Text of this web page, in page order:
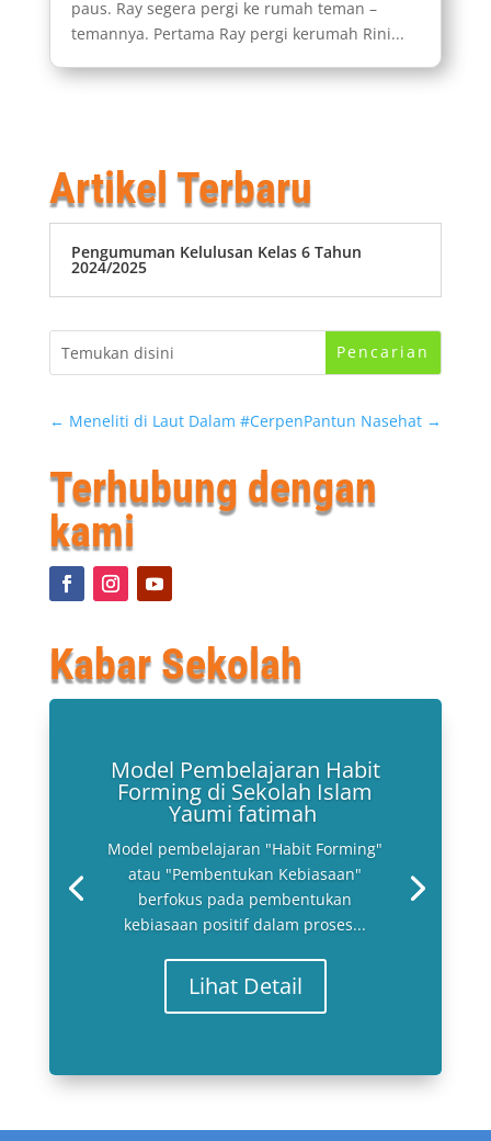
paus. Ray segera pergi ke rumah teman –
temannya. Pertama Ray pergi kerumah Rini...
Artikel Terbaru
Pengumuman Kelulusan Kelas 6 Tahun
2024/2025
← Meneliti di Laut Dalam #CerpenPantun Nasehat →
Terhubung dengan
kami
Kabar Sekolah
Model Pembelajaran Habit
Forming di Sekolah Islam
Yaumi fatimah
Model pembelajaran "Habit Forming"
atau "Pembentukan Kebiasaan"
berfokus pada pembentukan
kebiasaan positif dalam proses...
Lihat Detail